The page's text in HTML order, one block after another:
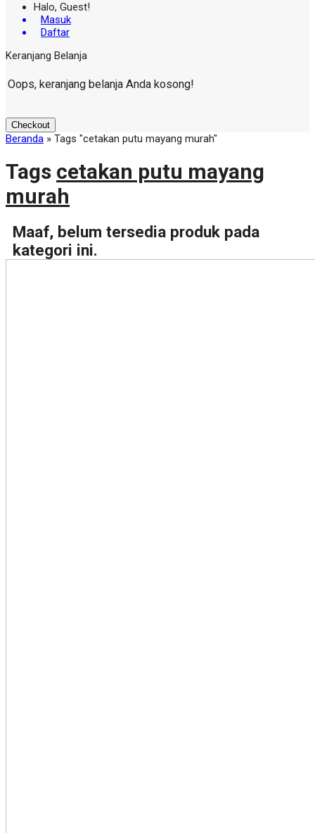
Halo, Guest!
Masuk
Daftar
Keranjang Belanja
Oops, keranjang belanja Anda kosong!
Checkout
Beranda » Tags "cetakan putu mayang murah"
Tags cetakan putu mayang
murah
Maaf, belum tersedia produk pada
kategori ini.